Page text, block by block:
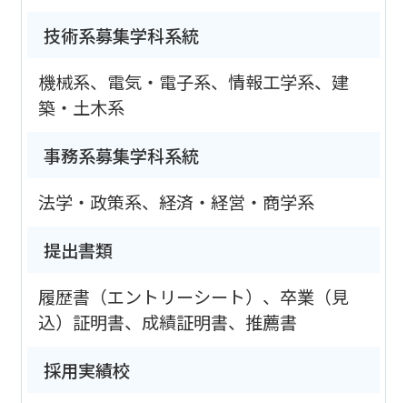
技術系募集学科系統
機械系、電気・電子系、情報工学系、建
築・土木系
事務系募集学科系統
法学・政策系、経済・経営・商学系
提出書類
履歴書（エントリーシート）、卒業（見
込）証明書、成績証明書、推薦書
採用実績校